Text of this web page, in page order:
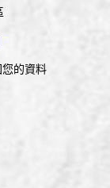
您的資料